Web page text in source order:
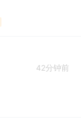
42分钟前